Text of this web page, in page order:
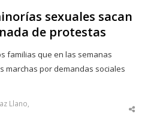
sexuales sacan
de protestas
familias que en las semanas
marchas por demandas sociales
Llano,